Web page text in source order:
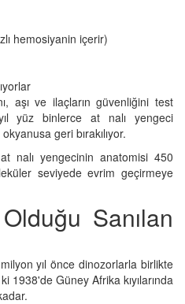
hemosiyanin içerir)
aşı ve ilaçların güvenliğini test
yüz binlerce at nalı yengeci
geri bırakılıyor.
nalı yengecinin anatomisi 450
seviyede evrim geçirmeye
Sanılan
yıl önce dinozorlarla birlikte
1938'de Güney Afrika kıyılarında